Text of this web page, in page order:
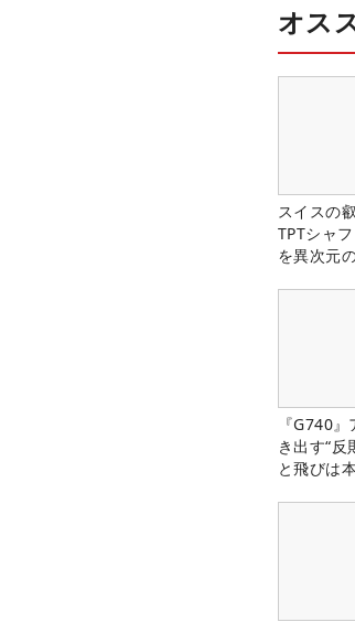
オス
スイスの
TPTシャ
を異次元
『G740
き出す“反
と飛びは